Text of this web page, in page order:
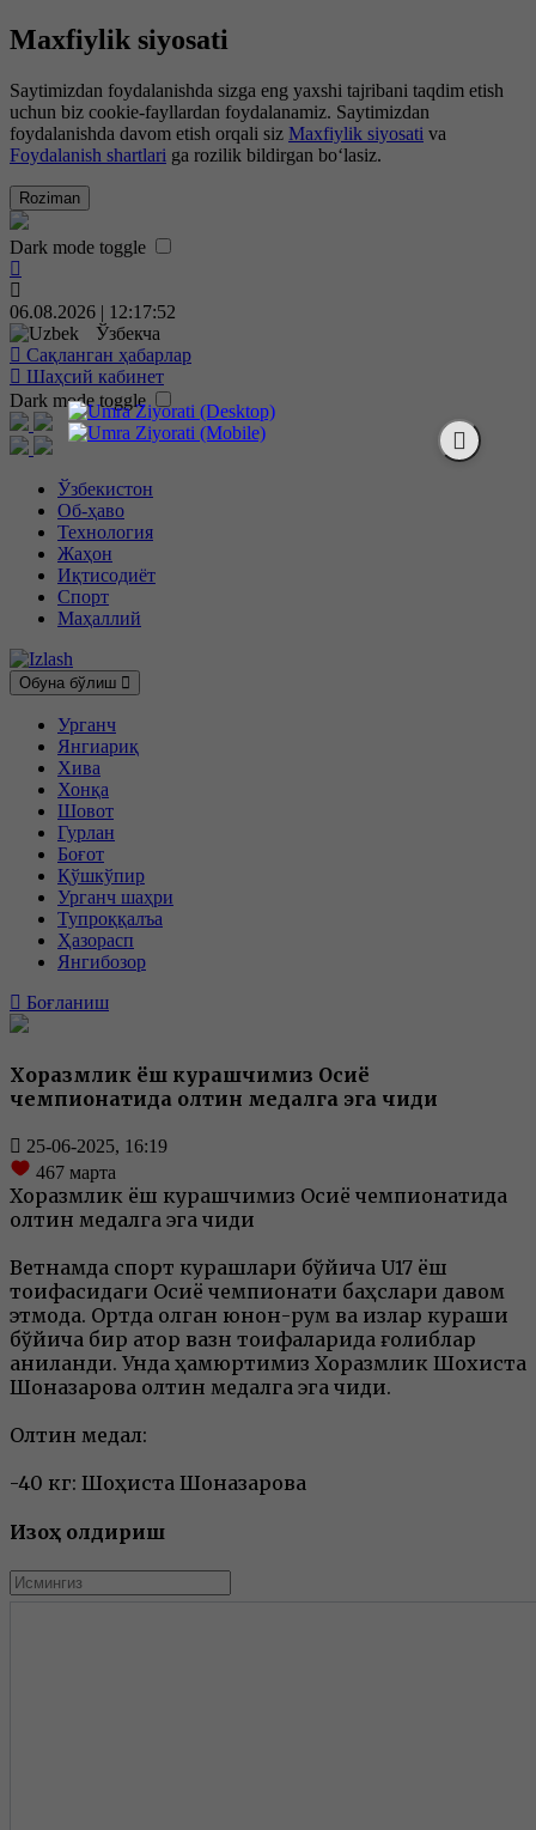
Maxfiylik siyosati
Saytimizdan foydalanishda sizga eng yaxshi tajribani taqdim etish
uchun biz cookie-fayllardan foydalanamiz. Saytimizdan
foydalanishda davom etish orqali siz Maxfiylik siyosati va
Foydalanish shartlari ga rozilik bildirgan bo‘lasiz.
Roziman
Dark mode toggle
06.08.2026 | 12:17:52
Ўзбекча
Сақланган ҳабарлар
Шаҳсий кабинет
Dark mode toggle
Ўзбекистон
Об-ҳаво
Технология
Жаҳон
Иқтисодиёт
Спорт
Маҳаллий
Обуна бўлиш
Урганч
Янгиариқ
Хива
Хонқа
Шовот
Гурлан
Боғот
Қўшкўпир
Урганч шаҳри
Тупроққалъа
Ҳазорасп
Янгибозор
Боғланиш
Хоразмлик ёш курашчимиз Осиё
чемпионатида олтин медалга эга чиқди
25-06-2025, 16:19
467 марта
Хоразмлик ёш курашчимиз Осиё чемпионатида
олтин медалга эга чиқди
Ветнамда спорт курашлари бўйича U17 ёш
тоифасидаги Осиё чемпионати баҳслари давом
этмоқда. Ортда қолган юнон-рум ва қизлар кураши
бўйича бир қатор вазн тоифаларида ғолиблар
аниқланди. Унда ҳамюртимиз Хоразмлик Шохиста
Шоназарова олтин медалга эга чиқди.
Олтин медал:
-40 кг: Шоҳиста Шоназарова
Изоҳ қолдириш